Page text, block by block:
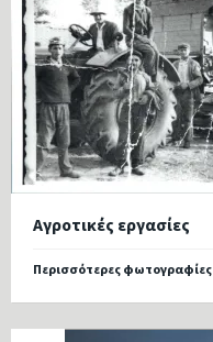
Αγροτικές εργασίες
Περισσότερες φωτογραφίες